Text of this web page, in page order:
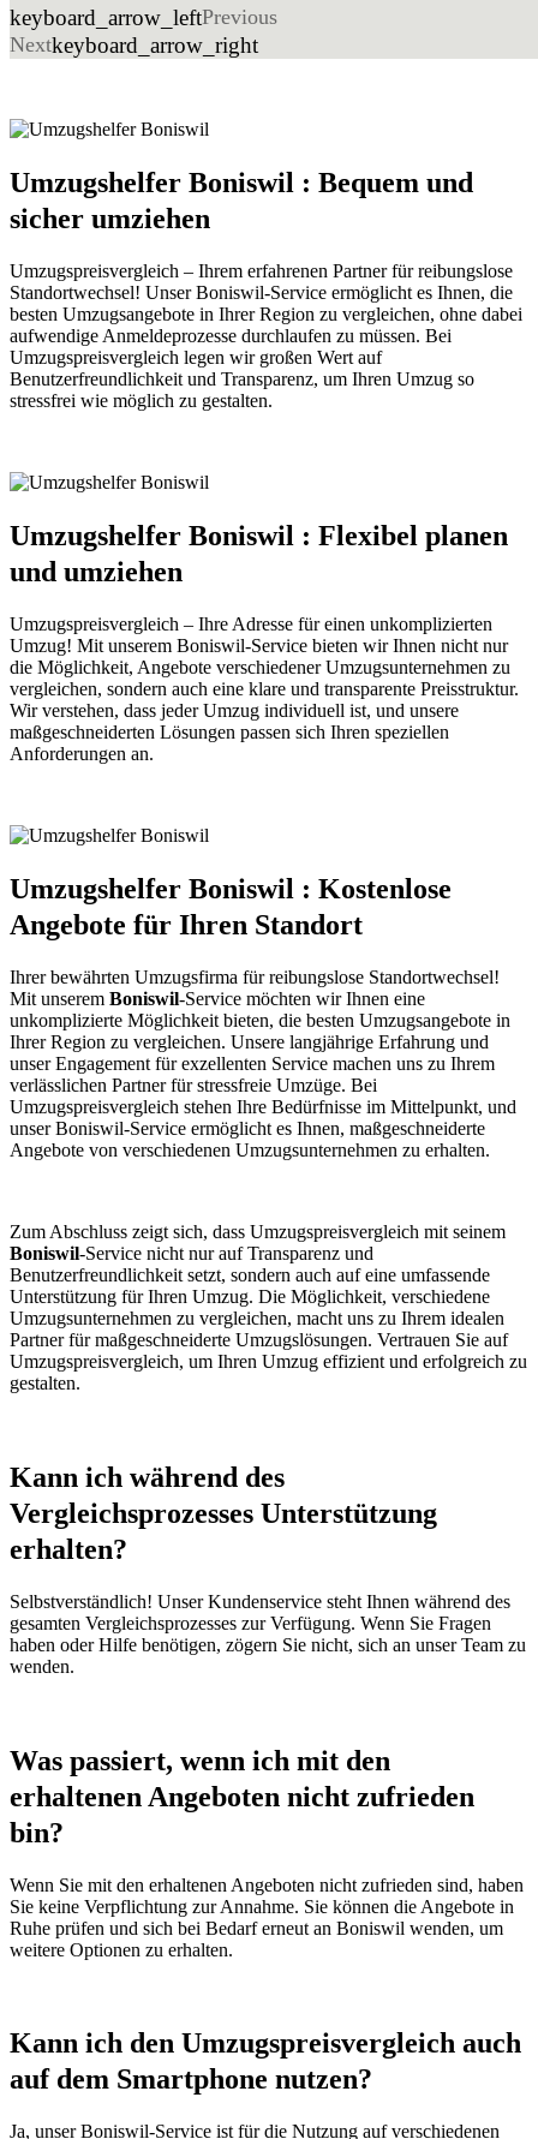
keyboard_arrow_leftPrevious
Nextkeyboard_arrow_right
Umzugshelfer Boniswil : Bequem und
sicher umziehen
Umzugspreisvergleich – Ihrem erfahrenen Partner für reibungslose
Standortwechsel! Unser Boniswil-Service ermöglicht es Ihnen, die
besten Umzugsangebote in Ihrer Region zu vergleichen, ohne dabei
aufwendige Anmeldeprozesse durchlaufen zu müssen. Bei
Umzugspreisvergleich legen wir großen Wert auf
Benutzerfreundlichkeit und Transparenz, um Ihren Umzug so
stressfrei wie möglich zu gestalten.
Umzugshelfer Boniswil : Flexibel planen
und umziehen
Umzugspreisvergleich – Ihre Adresse für einen unkomplizierten
Umzug! Mit unserem Boniswil-Service bieten wir Ihnen nicht nur
die Möglichkeit, Angebote verschiedener Umzugsunternehmen zu
vergleichen, sondern auch eine klare und transparente Preisstruktur.
Wir verstehen, dass jeder Umzug individuell ist, und unsere
maßgeschneiderten Lösungen passen sich Ihren speziellen
Anforderungen an.
Umzugshelfer Boniswil : Kostenlose
Angebote für Ihren Standort
Ihrer bewährten Umzugsfirma für reibungslose Standortwechsel!
Mit unserem Boniswil-Service möchten wir Ihnen eine
unkomplizierte Möglichkeit bieten, die besten Umzugsangebote in
Ihrer Region zu vergleichen. Unsere langjährige Erfahrung und
unser Engagement für exzellenten Service machen uns zu Ihrem
verlässlichen Partner für stressfreie Umzüge. Bei
Umzugspreisvergleich stehen Ihre Bedürfnisse im Mittelpunkt, und
unser Boniswil-Service ermöglicht es Ihnen, maßgeschneiderte
Angebote von verschiedenen Umzugsunternehmen zu erhalten.
Zum Abschluss zeigt sich, dass Umzugspreisvergleich mit seinem
Boniswil-Service nicht nur auf Transparenz und
Benutzerfreundlichkeit setzt, sondern auch auf eine umfassende
Unterstützung für Ihren Umzug. Die Möglichkeit, verschiedene
Umzugsunternehmen zu vergleichen, macht uns zu Ihrem idealen
Partner für maßgeschneiderte Umzugslösungen. Vertrauen Sie auf
Umzugspreisvergleich, um Ihren Umzug effizient und erfolgreich zu
gestalten.
Kann ich während des
Vergleichsprozesses Unterstützung
erhalten?
Selbstverständlich! Unser Kundenservice steht Ihnen während des
gesamten Vergleichsprozesses zur Verfügung. Wenn Sie Fragen
haben oder Hilfe benötigen, zögern Sie nicht, sich an unser Team zu
wenden.
Was passiert, wenn ich mit den
erhaltenen Angeboten nicht zufrieden
bin?
Wenn Sie mit den erhaltenen Angeboten nicht zufrieden sind, haben
Sie keine Verpflichtung zur Annahme. Sie können die Angebote in
Ruhe prüfen und sich bei Bedarf erneut an Boniswil wenden, um
weitere Optionen zu erhalten.
Kann ich den Umzugspreisvergleich auch
auf dem Smartphone nutzen?
Ja, unser Boniswil-Service ist für die Nutzung auf verschiedenen